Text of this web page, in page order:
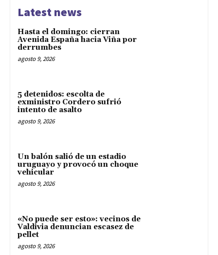
Latest news
Hasta el domingo: cierran
Avenida España hacia Viña por
derrumbes
agosto 9, 2026
5 detenidos: escolta de
exministro Cordero sufrió
intento de asalto
agosto 9, 2026
Un balón salió de un estadio
uruguayo y provocó un choque
vehicular
agosto 9, 2026
«No puede ser esto»: vecinos de
Valdivia denuncian escasez de
pellet
agosto 9, 2026